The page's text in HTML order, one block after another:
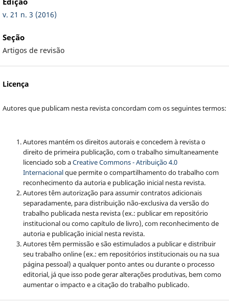
v. 21 n. 3 (2016)
Seção
Artigos de revisão
Licença
Autores que publicam nesta revista concordam com os seguintes termos:
Autores mantém os direitos autorais e concedem à revista o
direito de primeira publicação, com o trabalho simultaneamente
licenciado sob aCreative Commons - Atribuição 4.0
Internacionalque permite o compartilhamento do trabalho com
reconhecimento da autoria e publicação inicial nesta revista.
Autores têm autorização para assumir contratos adicionais
separadamente, para distribuição não-exclusiva da versão do
trabalho publicada nesta revista (ex.: publicar em repositório
institucional ou como capítulo de livro), com reconhecimento de
autoria e publicação inicial nesta revista.
Autores têm permissão e são estimulados a publicar e distribuir
seu trabalho online (ex.: em repositórios institucionais ou na sua
página pessoal) a qualquer ponto antes ou durante o processo
editorial, já que isso pode gerar alterações produtivas, bem como
aumentar o impacto e a citação do trabalho publicado.